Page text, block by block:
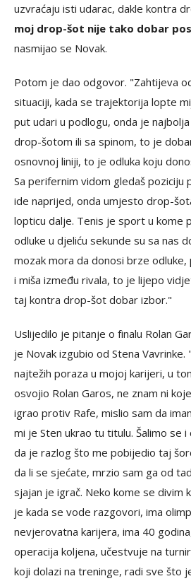
uzvraćaju isti udarac, dakle kontra
moj drop-šot nije tako dobar
nasmijao se Novak.
Potom je dao odgovor. "Zahtijeva
situaciji, kada se trajektorija lopte
put udari u podlogu, onda je
drop-šotom ili sa spinom, to je
osnovnoj liniji, to je odluka koju
Sa perifernim vidom gledaš poziciju
ide naprijed, onda umjesto drop-
lopticu dalje. Tenis je sport u kome
odluke u djeliću sekunde su sa nas
mozak mora da donosi brze odluke,
i miša između rivala, to je lijepo
taj kontra drop-šot dobar izbor."
Uslijedilo je pitanje o finalu Rolan
je Novak izgubio od Stena
najtežih poraza u mojoj karijeri, u
osvojio Rolan Garos, ne znam ni
igrao protiv Rafe, mislio sam da
mi je Sten ukrao tu titulu. Šalimo se i
da je razlog što me pobijedio taj
da li se sjećate, mrzio sam ga od
sjajan je igrač. Neko kome se divim
je kada se vode razgovori, ima
nevjerovatna karijera, ima 40
operacija koljena, učestvuje na
koji dolazi na treninge, radi sve što